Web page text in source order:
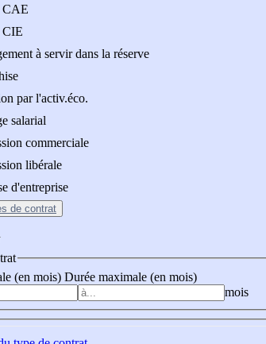
à servir dans la réserve
par l'activ.éco.
salarial
commerciale
libérale
d'entreprise
de contrat
(en mois) Durée maximale (en mois)
mois